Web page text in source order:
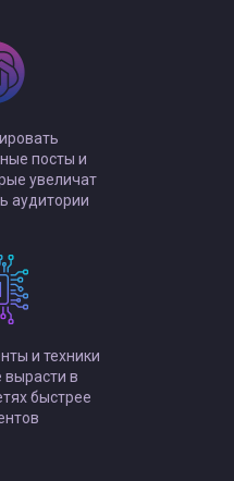
посты и
увеличат
аудитории
и техники
вырасти в
быстрее